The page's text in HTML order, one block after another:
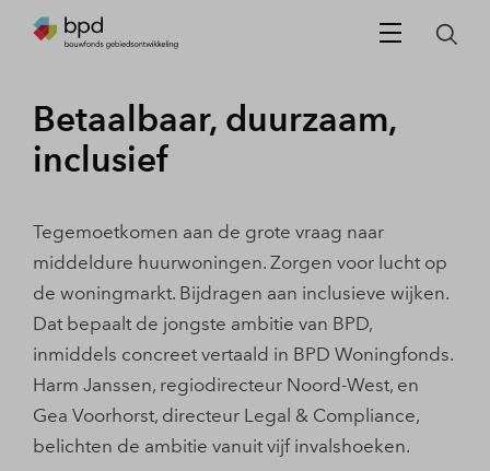
Betaalbaar, duurzaam,
inclusief
Tegemoetkomen aan de grote vraag naar
middeldure huurwoningen. Zorgen voor lucht op
de woningmarkt. Bijdragen aan inclusieve wijken.
Dat bepaalt de jongste ambitie van BPD,
inmiddels concreet vertaald in BPD Woningfonds.
Harm Janssen, regiodirecteur Noord-West, en
Gea Voorhorst, directeur Legal & Compliance,
belichten de ambitie vanuit vijf invalshoeken.